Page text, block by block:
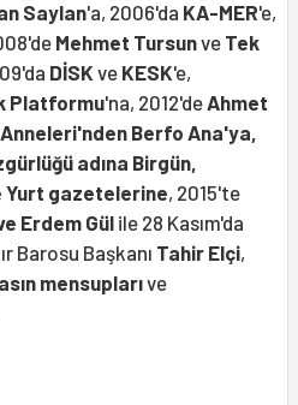
Saylan'a, 2006'da KA-MER'e,
Mehmet Tursunve Tek
DİSK ve KESK'e,
Platformu'na, 2012'deAhmet
Berfo Ana'ya,
adına Birgün,
Yurt gazetelerine, 2015'te
Erdem Gülile 28 Kasım'da
Barosu Başkanı Tahir Elçi,
mensuplarıve